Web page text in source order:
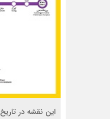
این نقشه در تاریخ 30 مرداد 1403 بروزرسانی شده است